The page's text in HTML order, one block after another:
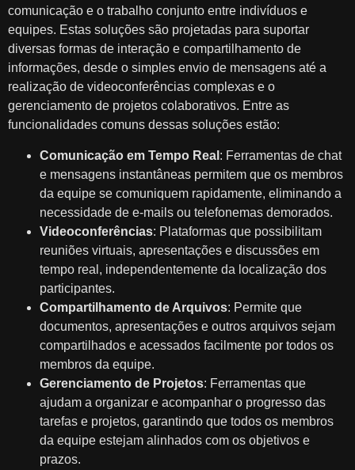
comunicação e o trabalho conjunto entre indivíduos e
equipes. Estas soluções são projetadas para suportar
diversas formas de interação e compartilhamento de
informações, desde o simples envio de mensagens até a
realização de videoconferências complexas e o
gerenciamento de projetos colaborativos. Entre as
funcionalidades comuns dessas soluções estão:
Comunicação em Tempo Real : Ferramentas de chat
e mensagens instantâneas permitem que os membros
da equipe se comuniquem rapidamente, eliminando a
necessidade de e-mails ou telefonemas demorados.
Videoconferências: Plataformas que possibilitam
reuniões virtuais, apresentações e discussões em
tempo real, independentemente da localização dos
participantes.
Compartilhamento de Arquivos: Permite que
documentos, apresentações e outros arquivos sejam
compartilhados e acessados facilmente por todos os
membros da equipe.
Gerenciamento de Projetos: Ferramentas que
ajudam a organizar e acompanhar o progresso das
tarefas e projetos, garantindo que todos os membros
da equipe estejam alinhados com os objetivos e
prazos.